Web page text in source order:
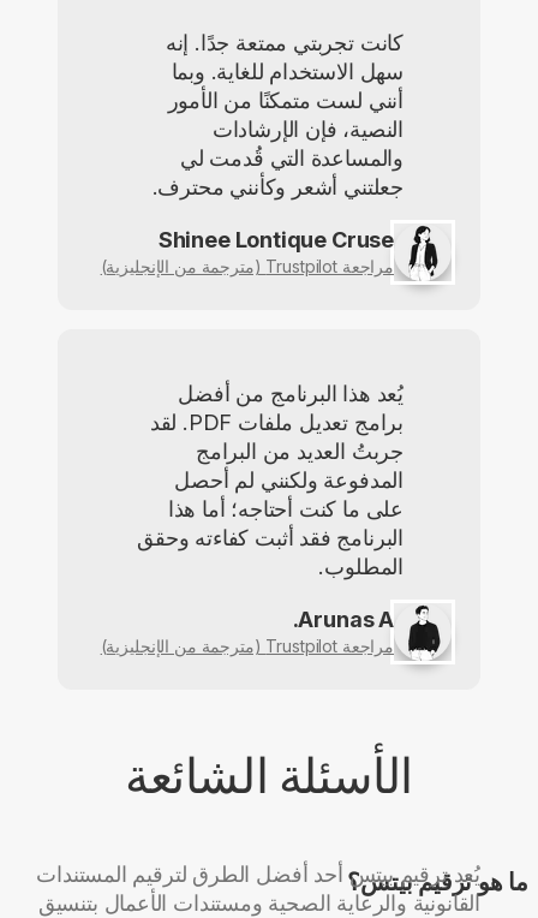
كانت تجربتي ممتعة جدًا. إنه
سهل الاستخدام للغاية. وبما
أنني لست متمكنًا من الأمور
النصية، فإن الإرشادات
والمساعدة التي قُدمت لي
جعلتني أشعر وكأنني محترف.
Shinee Lontique Cruse
مراجعة Trustpilot (مترجمة من الإنجليزية)
يُعد هذا البرنامج من أفضل
برامج تعديل ملفات PDF. لقد
جربتُ العديد من البرامج
المدفوعة ولكنني لم أحصل
على ما كنت أحتاجه؛ أما هذا
البرنامج فقد أثبت كفاءته وحقق
المطلوب.
Arunas A.
مراجعة Trustpilot (مترجمة من الإنجليزية)
الأسئلة الشائعة
ما هو ترقيم بيتس؟
يُعد ترقيم بيتس أحد أفضل الطرق لترقيم المستندات
القانونية والرعاية الصحية ومستندات الأعمال بتنسيق